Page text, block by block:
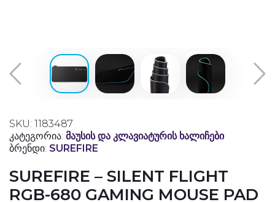
SKU: 1183487
კატეგორია: მაუსის და კლავიატურის ხალიჩები
ბრენდი: SUREFIRE
SUREFIRE – SILENT FLIGHT
RGB-680 GAMING MOUSE PAD